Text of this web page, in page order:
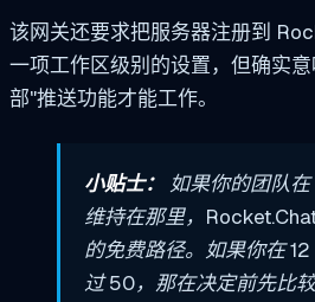
该网关还要求把服务器注册到
一项工作区级别的设置，但确实
部"推送功能才能工作。
小贴士：
如果你的团队
维持在那里，
的免费路径。如果你在
过 50，那在决定前先比